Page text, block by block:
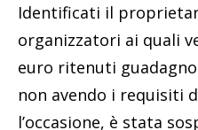
Identificati il
organizzatori ai quali
euro ritenuti guadagno
non avendo i requisiti
l’occasione, è stata